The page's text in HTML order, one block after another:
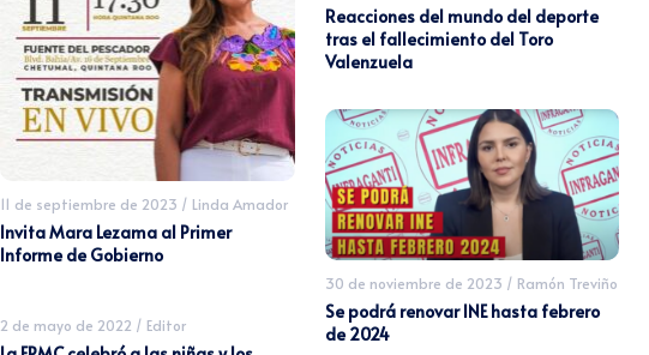
11 de septiembre de 2023 / Linda Amador
Invita Mara Lezama al Primer
Informe de Gobierno
2 de mayo de 2022 / Editor
Reacciones del mundo del deporte
tras el fallecimiento del Toro
Valenzuela
30 de noviembre de 2023 / Ramón Treviño
Se podrá renovar INE hasta febrero
de 2024